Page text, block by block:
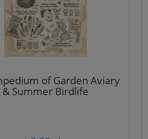
of Garden Aviary
& Summer Birdlife